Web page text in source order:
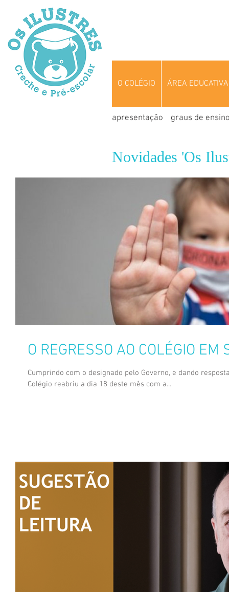
O COLÉGIO ÁREA EDUCATIVA
apresentação graus de
Novidades 'Os
O REGRESSO AO COLÉGIO EM
Cumprindo com o designado pelo Governo, e dando
Colégio reabriu a dia 18 deste mês com a...